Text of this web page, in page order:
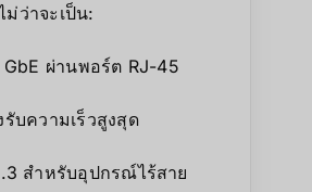
ว่าจะเป็น:
GbE ผ่านพอร์ต RJ-45
บความเร็วสูงสุด
สำหรับอุปกรณ์ไร้สาย